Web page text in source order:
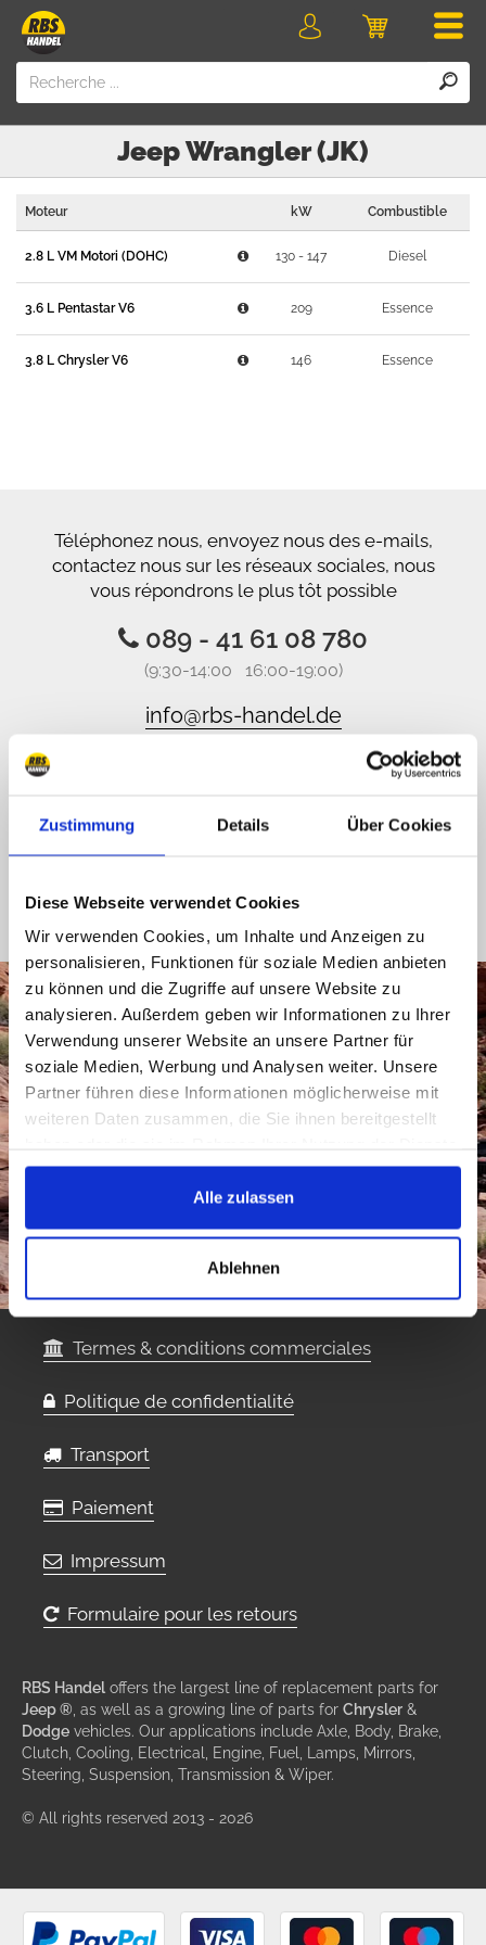
Zustimmung Details Über Cookies
Diese Webseite verwendet Cookies
Wir verwenden Cookies, um Inhalte und Anzeigen zu
personalisieren, Funktionen für soziale Medien anbieten
zu können und die Zugriffe auf unsere Website zu
analysieren. Außerdem geben wir Informationen zu Ihrer
Verwendung unserer Website an unsere Partner für
soziale Medien, Werbung und Analysen weiter. Unsere
Partner führen diese Informationen möglicherweise mit
weiteren Daten zusammen, die Sie ihnen bereitgestellt
gesammelt haben.
Alle zulassen
Ablehnen
Panier
Login
JeepWrangler (JK)
Moteur kW Combustible
2.8 L VM Motori (DOHC) 130 - 147 Diesel
3.6 L Pentastar V6 209 Essence
3.8 L Chrysler V6 146 Essence
Téléphonez nous, envoyez nous des e-mails,
contactez nous sur les réseaux sociales, nous
vous répondrons le plus tôt possible
089 - 41 61 08 780
(9:30-14:00 16:00-19:00)
info@rbs-handel.de
Termes & conditions commerciales
Politique de confidentialité
Transport
Paiement
Impressum
Formulaire pour les retours
RBS Handel offers the largest line of replacement parts for
Jeep ® , as well as a growing line of parts for Chrysler &
Dodge vehicles. Our applications include Axle, Body, Brake,
Clutch, Cooling, Electrical, Engine, Fuel, Lamps, Mirrors,
Steering, Suspension, Transmission & Wiper.
© All rights reserved 2013 - 2026